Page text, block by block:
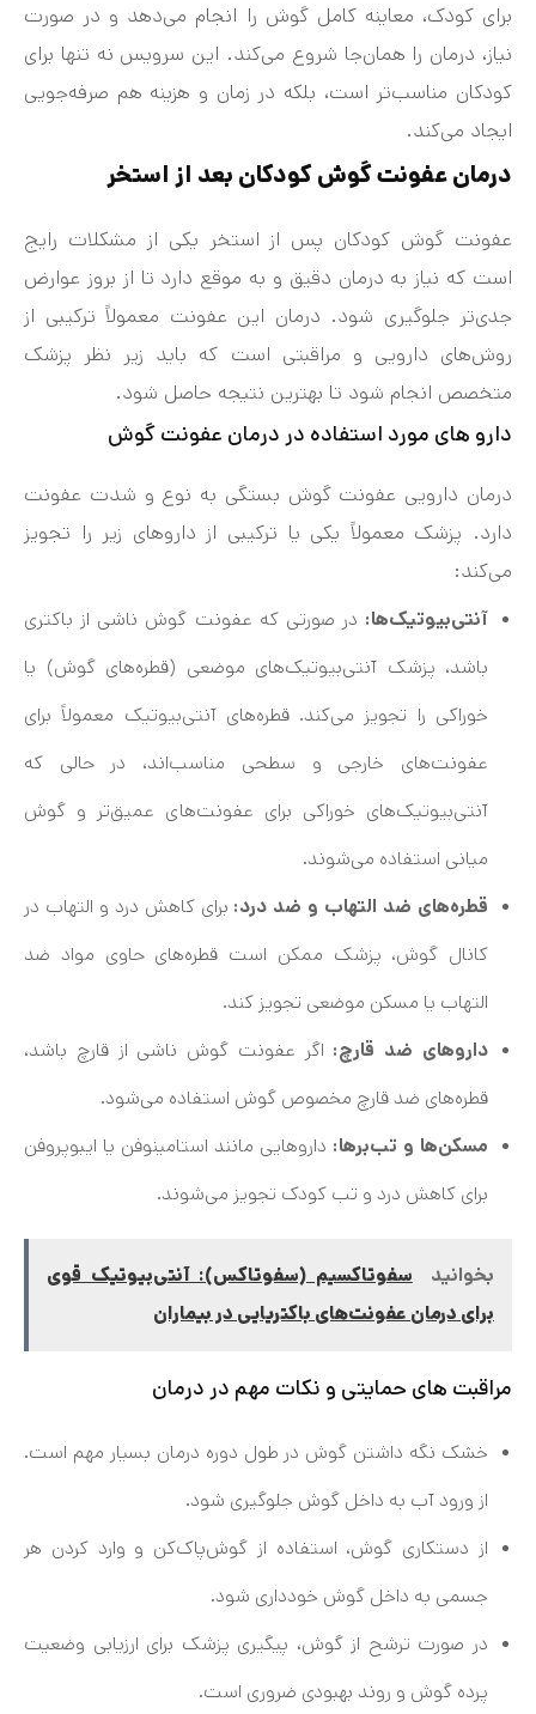
برای کودک، معاینه کامل گوش را انجام می‌دهد و در صورت
نیاز، درمان را همان‌جا شروع می‌کند. این سرویس نه تنها برای
کودکان مناسب‌تر است، بلکه در زمان و هزینه هم صرفه‌جویی
ایجاد می‌کند.
درمان عفونت گوش کودکان بعد از استخر
عفونت گوش کودکان پس از استخر یکی از مشکلات رایج
است که نیاز به درمان دقیق و به موقع دارد تا از بروز عوارض
جدی‌تر جلوگیری شود. درمان این عفونت معمولاً ترکیبی از
روش‌های دارویی و مراقبتی است که باید زیر نظر پزشک
متخصص انجام شود تا بهترین نتیجه حاصل شود.
دارو های مورد استفاده در درمان عفونت گوش
درمان دارویی عفونت گوش بستگی به نوع و شدت عفونت
دارد. پزشک معمولاً یکی یا ترکیبی از داروهای زیر را تجویز
می‌کند:
آنتی‌بیوتیک‌ها: در صورتی که عفونت گوش ناشی از باکتری
باشد، پزشک آنتی‌بیوتیک‌های موضعی (قطره‌های گوش) یا
خوراکی را تجویز می‌کند. قطره‌های آنتی‌بیوتیک معمولاً برای
عفونت‌های خارجی و سطحی مناسب‌اند، در حالی که
آنتی‌بیوتیک‌های خوراکی برای عفونت‌های عمیق‌تر و گوش
میانی استفاده می‌شوند.
قطره‌های ضد التهاب و ضد درد: برای کاهش درد و التهاب در
کانال گوش، پزشک ممکن است قطره‌های حاوی مواد ضد
التهاب یا مسکن موضعی تجویز کند.
داروهای ضد قارچ: اگر عفونت گوش ناشی از قارچ باشد،
قطره‌های ضد قارچ مخصوص گوش استفاده می‌شود.
مسکن‌ها و تب‌برها: داروهایی مانند استامینوفن یا ایبوپروفن
برای کاهش درد و تب کودک تجویز می‌شوند.
بخوانید
سفوتاکسیم (سفوتاکس): آنتی‌بیوتیک قوی
برای درمان عفونت‌های باکتریایی در بیماران
مراقبت های حمایتی و نکات مهم در درمان
خشک نگه داشتن گوش در طول دوره درمان بسیار مهم است.
از ورود آب به داخل گوش جلوگیری شود.
از دستکاری گوش، استفاده از گوش‌پاک‌کن و وارد کردن هر
جسمی به داخل گوش خودداری شود.
در صورت ترشح از گوش، پیگیری پزشک برای ارزیابی وضعیت
پرده گوش و روند بهبودی ضروری است.